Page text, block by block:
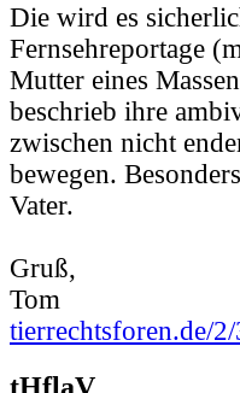
Die wird es
Fernsehreportage
Mutter eines
beschrieb ihre
zwischen nicht
bewegen.
Vater.
Gruß,
Tom
tierrechtsforen.de/
tHflaV